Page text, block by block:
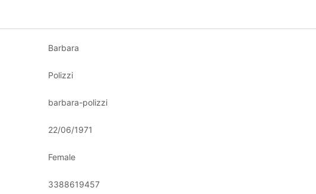
Barbara
Polizzi
barbara-polizzi
22/06/1971
Female
3388619457